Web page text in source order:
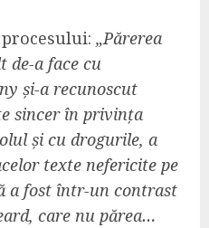
„Părerea
de-a face cu
și-a recunoscut
sincer în privința
și cu drogurile, a
texte nefericite pe
a fost într-un contrast
care nu părea…